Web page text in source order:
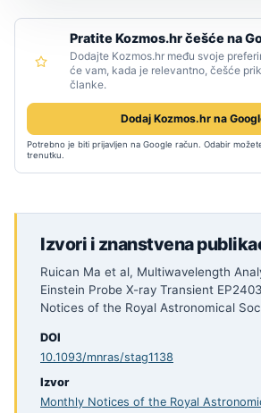
Pratite Kozmos.hr češće na
Dodajte Kozmos.hr među svoje
će vam, kada je relevantno, češće
članke.
Dodaj Kozmos.hr na
Potrebno je biti prijavljen na Google račun. Odabir
trenutku.
Izvori i znanstvena
Ruican Ma et al, Multiwavelength
Einstein Probe X-ray Transient
Notices of the Royal Astronomical
DOI
10.1093/mnras/stag1138
Izvor
Monthly Notices of the Royal